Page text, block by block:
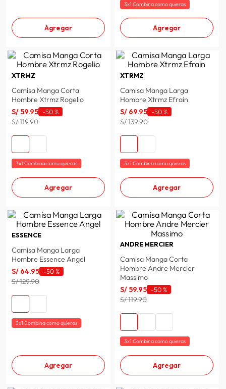
Agregar
3x1 Combina como quieras
Agregar
XTRMZ
Camisa Manga Corta
Hombre Xtrmz Rogelio
S/ 59.95 -50 %
S/ 119.90
3x1 Combina como quieras
Agregar
XTRMZ
Camisa Manga Larga
Hombre Xtrmz Efrain
S/ 69.95 -50 %
S/ 139.90
3x1 Combina como quieras
Agregar
ESSENCE
Camisa Manga Larga
Hombre Essence Angel
S/ 64.95 -50 %
S/ 129.90
3x1 Combina como quieras
Agregar
ANDRE MERCIER
Camisa Manga Corta
Hombre Andre Mercier
Massimo
S/ 59.95 -50 %
S/ 119.90
3x1 Combina como quieras
Agregar